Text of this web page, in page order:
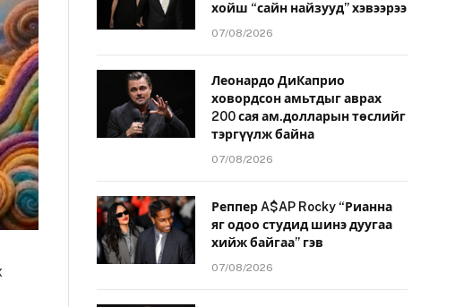
хойш “сайн найзууд” хэвээрээ
07/08/2026
Леонардо ДиКаприо
ховордсон амьтдыг аврах
200 сая ам.долларын төслийг
тэргүүлж байна
07/08/2026
Реппер A$AP Rocky “Рианна
яг одоо студид шинэ дуугаа
хийж байгаа” гэв
07/08/2026